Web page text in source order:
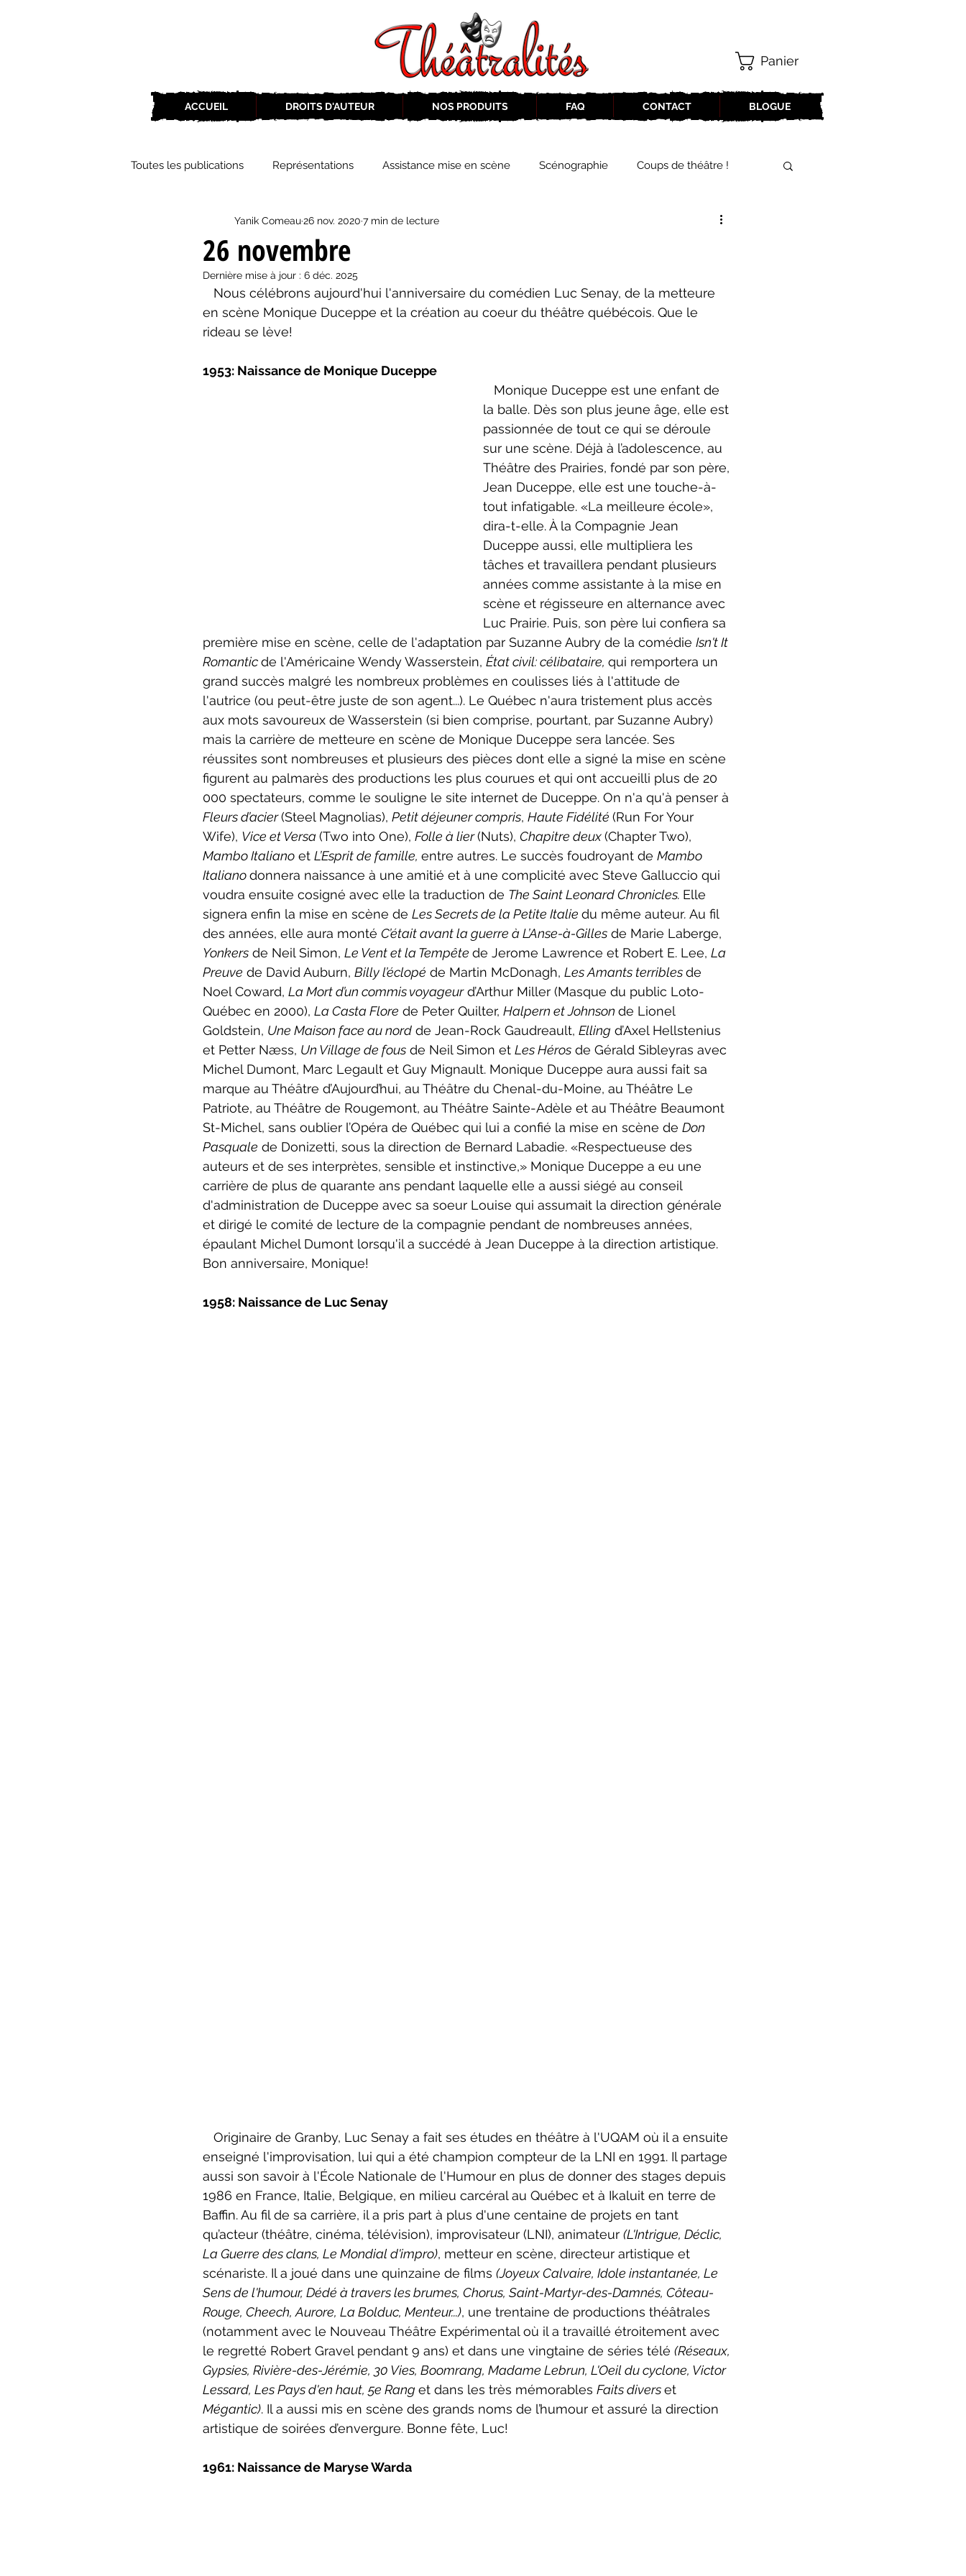
ACCUEIL DROITS D'AUTEUR NOS PRODUITS FAQ CONTACT BLOGUE
Panier
Toutes les publications Représentations Assistance mise en scène Scénographie Coups de théâtre !
ZoneCulture 2019-2020 Éphémérides du théâtre QC
ZoneCulture 2018-2019 ZoneCulture 2020-2021
ZoneCulture 2022-2023
26 novembre
Yanik Comeau26 nov. 2020 7 min de lecture
Dernière mise à jour : 6 déc. 2025
en scène Monique Duceppe et la création au coeur du théâtre québécois. Que le
rideau se lève!
1953: Naissance de Monique Duceppe
la balle. Dès son plus jeune âge, elle est
passionnée de tout ce qui se déroule
sur une scène. Déjà à l’adolescence, au
Théâtre des Prairies, fondé par son père,
Jean Duceppe, elle est une touche-à-
tout infatigable. «La meilleure école»,
dira-t-elle. À la Compagnie Jean
Duceppe aussi, elle multipliera les
tâches et travaillera pendant plusieurs
années comme assistante à la mise en
scène et régisseure en alternance avec
Luc Prairie. Puis, son père lui confiera sa
première mise en scène, celle de l'adaptation par Suzanne Aubry de la comédie Isn't It
Romantic de l'Américaine Wendy Wasserstein, État civil: célibataire, qui remportera un
grand succès malgré les nombreux problèmes en coulisses liés à l'attitude de
l'autrice (ou peut-être juste de son agent...). Le Québec n'aura tristement plus accès
aux mots savoureux de Wasserstein (si bien comprise, pourtant, par Suzanne Aubry)
mais la carrière de metteure en scène de Monique Duceppe sera lancée. Ses
réussites sont nombreuses et plusieurs des pièces dont elle a signé la mise en scène
figurent au palmarès des productions les plus courues et qui ont accueilli plus de 20
000 spectateurs, comme le souligne le site internet de Duceppe. On n'a qu'à penser à
Fleurs d’acier (Steel Magnolias), Petit déjeuner compris, Haute Fidélité (Run For Your
Wife), Vice et Versa (Two into One), Folle à lier (Nuts), Chapitre deux (Chapter Two),
Mambo Italiano et L’Esprit de famille, entre autres. Le succès foudroyant de Mambo
Italiano donnera naissance à une amitié et à une complicité avec Steve Galluccio qui
voudra ensuite cosigné avec elle la traduction de The Saint Leonard Chronicles. Elle
signera enfin la mise en scène de Les Secrets de la Petite Italie du même auteur. Au fil
des années, elle aura monté C’était avant la guerre à L’Anse-à-Gilles de Marie Laberge,
Yonkers de Neil Simon, Le Vent et la Tempête de Jerome Lawrence et Robert E. Lee, La
Preuve de David Auburn, Billy l’éclopé de Martin McDonagh, Les Amants terribles de
Noel Coward, La Mort d’un commis voyageur d’Arthur Miller (Masque du public Loto-
Québec en 2000), La Casta Flore de Peter Quilter, Halpern et Johnson de Lionel
Goldstein, Une Maison face au nord de Jean-Rock Gaudreault, Elling d’Axel Hellstenius
et Petter Næss, Un Village de fous de Neil Simon et Les Héros de Gérald Sibleyras avec
Michel Dumont, Marc Legault et Guy Mignault. Monique Duceppe aura aussi fait sa
marque au Théâtre d’Aujourd’hui, au Théâtre du Chenal-du-Moine, au Théâtre Le
Patriote, au Théâtre de Rougemont, au Théâtre Sainte-Adèle et au Théâtre Beaumont
St-Michel, sans oublier l’Opéra de Québec qui lui a confié la mise en scène de Don
Pasquale de Donizetti, sous la direction de Bernard Labadie. «Respectueuse des
auteurs et de ses interprètes, sensible et instinctive,» Monique Duceppe a eu une
carrière de plus de quarante ans pendant laquelle elle a aussi siégé au conseil
d'administration de Duceppe avec sa soeur Louise qui assumait la direction générale
et dirigé le comité de lecture de la compagnie pendant de nombreuses années,
épaulant Michel Dumont lorsqu'il a succédé à Jean Duceppe à la direction artistique.
Bon anniversaire, Monique!
1958: Naissance de Luc Senay
enseigné l'improvisation, lui qui a été champion compteur de la LNI en 1991. Il partage
aussi son savoir à l'École Nationale de l'Humour en plus de donner des stages depuis
1986 en France, Italie, Belgique, en milieu carcéral au Québec et à Ikaluit en terre de
Baffin. Au fil de sa carrière, il a pris part à plus d'une centaine de projets en tant
qu’acteur (théâtre, cinéma, télévision), improvisateur (LNI), animateur (L'Intrigue, Déclic,
La Guerre des clans, Le Mondial d'impro), metteur en scène, directeur artistique et
scénariste. Il a joué dans une quinzaine de films (Joyeux Calvaire, Idole instantanée, Le
Sens de l'humour, Dédé à travers les brumes, Chorus, Saint-Martyr-des-Damnés, Côteau-
Rouge, Cheech, Aurore, La Bolduc, Menteur...), une trentaine de productions théâtrales
(notamment avec le Nouveau Théâtre Expérimental où il a travaillé étroitement avec
le regretté Robert Gravel pendant 9 ans) et dans une vingtaine de séries télé (Réseaux,
Gypsies, Rivière-des-Jérémie, 30 Vies, Boomrang, Madame Lebrun, L'Oeil du cyclone, Victor
Lessard, Les Pays d'en haut, 5e Rang et dans les très mémorables Faits divers et
Mégantic). Il a aussi mis en scène des grands noms de l’humour et assuré la direction
artistique de soirées d’envergure. Bonne fête, Luc!
1961: Naissance de Maryse Warda